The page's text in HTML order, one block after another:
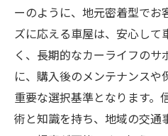
ーのように、地元密着型でお
ズに応える車屋は、安心して
く、長期的なカーライフのサ
に、購入後のメンテナンスや
重要な選択基準となります。
術と知識を持ち、地域の交通